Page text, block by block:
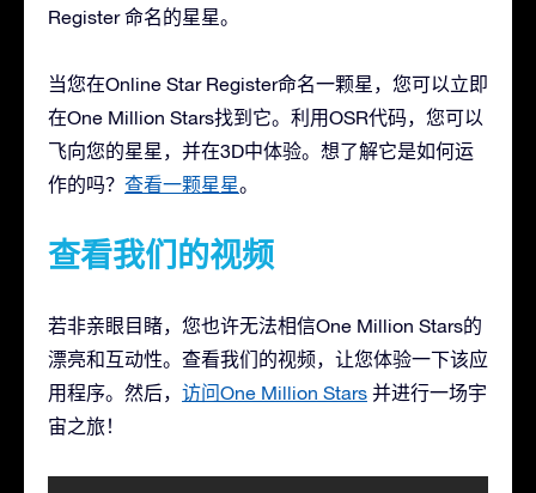
Register 命名的星星。
当您在Online Star Register命名一颗星，您可以立即
在One Million Stars找到它。利用OSR代码，您可以
飞向您的星星，并在3D中体验。想了解它是如何运
作的吗？ 查看一颗星星。
查看我们的视频
若非亲眼目睹，您也许无法相信One Million Stars的
漂亮和互动性。查看我们的视频，让您体验一下该应
用程序。然后， 访问One Million Stars 并进行一场宇
宙之旅！